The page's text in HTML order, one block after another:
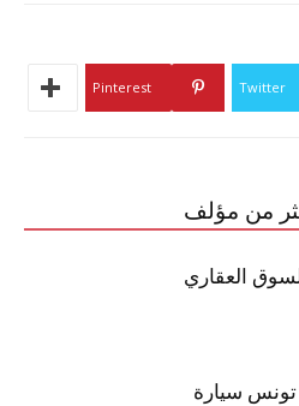
Twitter
Pinterest
من مؤلف
العقاري
سيارة